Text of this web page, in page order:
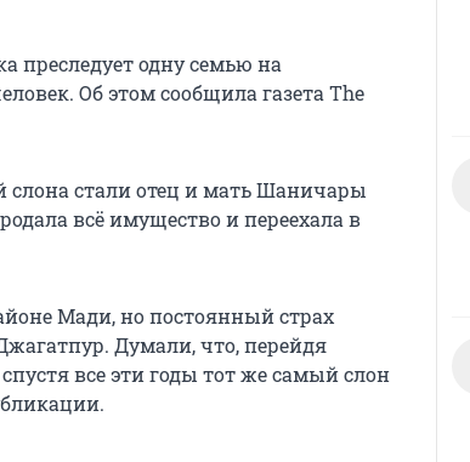
преследует одну семью на
Об этом сообщила газета The
слона стали отец и мать Шаничары
всё имущество и переехала в
Мади, но постоянный страх
Думали, что, перейдя
все эти годы тот же самый слон